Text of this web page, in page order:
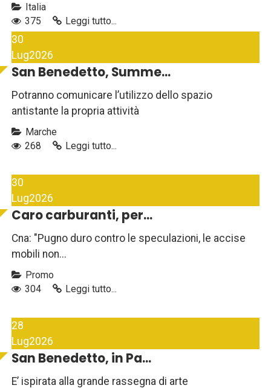
Italia
375
Leggi tutto...
30
Lug2026
San Benedetto, Summe...
Potranno comunicare l’utilizzo dello spazio
antistante la propria attività
Marche
268
Leggi tutto...
30
Lug2026
Caro carburanti, per...
Cna: "Pugno duro contro le speculazioni, le accise
mobili non...
Promo
304
Leggi tutto...
28
Lug2026
San Benedetto, in Pa...
E’ ispirata alla grande rassegna di arte